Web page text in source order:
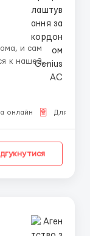
и сам
к нашей
✔️
онлайн Для